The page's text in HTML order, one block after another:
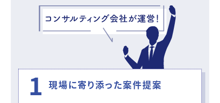
1 現場に寄り添った案件提案